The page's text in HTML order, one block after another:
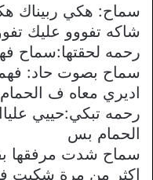
سماح: هكي ربيناك
شاكه تفووو عليك
رحمه لحقتها:سماح
سماح بصوت حاد:
اديري معاه ف
رحمه تبكي:حييي
الحمام بس
سماح شدت مرفقها
اكثر من مرة شكيت